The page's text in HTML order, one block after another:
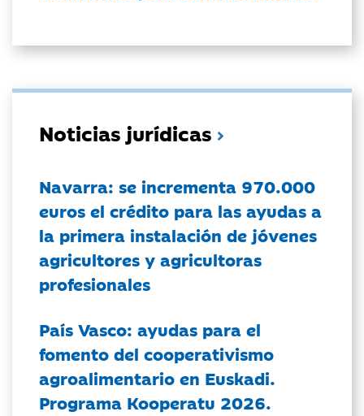
Noticias jurídicas
Navarra: se incrementa 970.000
euros el crédito para las ayudas a
la primera instalación de jóvenes
agricultores y agricultoras
profesionales
País Vasco: ayudas para el
fomento del cooperativismo
agroalimentario en Euskadi.
Programa Kooperatu 2026.